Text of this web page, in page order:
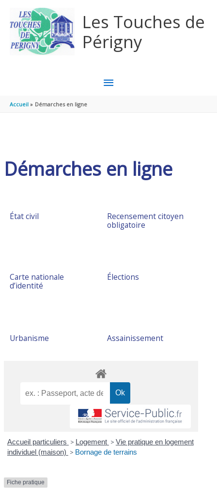
Les Touches de
Périgny
MENU
Accueil Démarches en ligne
Démarches en ligne
État civil
Recensement citoyen
obligatoire
Carte nationale
d’identité
Élections
Urbanisme Assainissement
Accueil particuliers > Logement > Vie pratique en logement
individuel (maison) > Bornage de terrains
Fiche pratique